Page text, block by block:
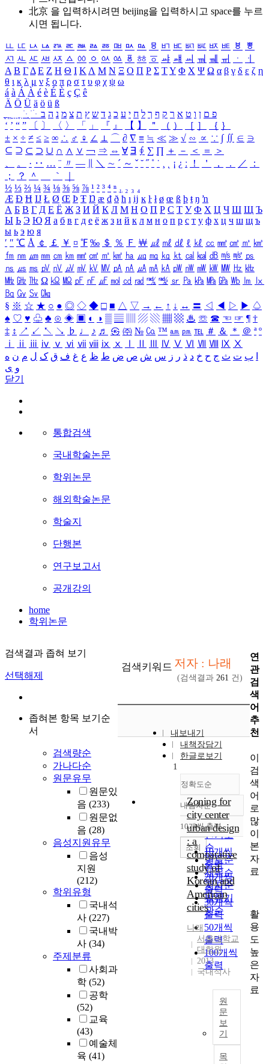
北京 을 입력하시려면 beijing을 입력하시고 space를 누르
시면 됩니다.
ㅥ ㅦ ㅧ ㅨ ㅩ ㅪ ㅫ ㅬ ㅭ ㅮ ㅯ ㅰ ㅱ ㅲ ㅳ ㅴ ㅵ ㅶ ㅷ ㅸ
ㅹ
ㅺ ㅻ ㅼ ㅽ ㅾ ㅿ ㆀ ㆁ ㆂ ㆃ ㆄ ㆅ ㆆ ㆇ ㆈ ㆉ ㆊ ㆋ ㆌ ㆍ
ㆎ
Α Β ΓΔ Ε Ζ Η Θ Ι ΚΛ Μ Ν Ξ Ο Π Ρ Σ ΤΥ Φ Χ Ψ Ω α β γ δ ε ζ η
θ ι κ λ μ ν ξ ο π ρ σ τ υ φ χ ψ ω
á à Á À é è É È ç Ç ê
Ä Ö Ü ä ö ü ß
ִֶֹ ֻּ ׁׂ פ ם ן ו ט א ר ק ף ך ל ח י ע כ ג ד ש ץ ת צ מ נ ה ב
‘ ’ “ ” 〔 〕 〈 〉 「 」 『 』 【 】 ＂ （ ） ［ ］ ｛ ｝
± × ÷ ≠ ≤ ≥ ∞ ∴ ♂ ♀ ∠ ⊥ ⌒ ∂ ∇ ≡ ≒ ≪ ≫ √ ∽ ∝ ∵ ∫ ∬ ∈ ∋
⊆ ⊇ ⊂ ⊃ ∪ ∩ ∧ ∨ ￢ ⇒ ⇔ ∀ ∃ ∮ ∑ ∏ ＋ － ＜ ＝
＞
、
。 · ‥ … ¨ 〃 ― ＼ ∼ ´ ～ ˇ ˘ ˝ ˚ ˙ ¸ ¡ ¿ ː ！ ＇ ， ． ／
：
；
？ ＾ ｀
½ ⅓ ⅔ ¼ ¾ ⅛ ⅜ ⅝ ⅞ ¹ ² ³ ⁴ ⁿ ₁ ₂ ₃ ₄
Æ Ð Ħ Ĳ Ł Ø Œ Þ Ŧ Ŋ æ đ ð ħ ı ĳ ĸ ŀ ł ø œ ß þ ŧ ŋ ŉ
А Б В Г Д Е Ё Ж З И Й К Л М Н О П Р С Т У Ф Х Ц Ч Ш Щ Ъ
Ы Ь Э Ю Я а б в г д е ё ж з и й к л м н о п р с т у ф х ц ч ш щ ъ
ы ь э ю я
′ ″ ℃ Å ￠ ￡ ￥ ¤ ℉ ‰ ＄ ％ Ｆ ￦ ㎕ ㎖ ㎗ ℓ ㎘ ㏄ ㎣ ㎤ ㎥ ㎦
㎙ ㎚ ㎛ ㎜ ㎝ ㎞ ㎟ ㎠ ㎡ ㎢ ㏊ ㎍ ㎎ ㎏ ㏏ ㎈ ㎉ ㏈ ㎧ ㎨ ㎰
㎱ ㎲ ㎳ ㎴ ㎵ ㎶ ㎷ ㎸ ㎹ ㎀ ㎁ ㎂ ㎃ ㎄ ㎺ ㎻ ㎽ ㎾ ㎿ ㎐ ㎑
㎒ ㎓ ㎔ Ω ㏀ ㏁ ㎊ ㎋ ㎌ ㏖ ㏅ ㎭ ㎮ ㎯ ㏛ ㎩ ㎪ ㎫ ㎬ ㏝ ㏐
㏓
㏃ ㏉ ㏜ ㏆
§ ※ ☆ ★ ○ ● ◎ ◇ ◆ □ ■ △ ▽ → ← ↑ ↓ ↔ 〓 ◁ ◀ ▷ ▶ ♤
♠ ♡ ♥ ♧ ♣ ⊙ ◈ ▣ ◐ ◑ ▒ ▤ ▨ ▧ ▦ ▩ ♨ ☏ ☎ ☜ ☞ ¶ †
‡ ↕ ↗ ↙ ↖ ↘ ♭ ♩ ♪ ♬ ㉿ ㈜ № ㏇ ™ ㏂ ㏘ ℡ ＃ ＆ ＊ ＠ ª º
ⅰ
ⅱ ⅲ ⅳ ⅴ ⅵ ⅶ ⅷ ⅸ ⅹ Ⅳ Ⅴ Ⅵ Ⅶ Ⅷ Ⅸ Ⅹ
ب ت ث ج ح خ د ذ ر ز س ش ص ض ط ظ ع غ ف ق ک ل م ن ه
و ی
닫기
통합검색
국내학술논문
학위논문
해외학술논문
학술지
단행본
연구보고서
공개강의
home
학위논문
검색결과 좁혀 보기
선택해제
좁혀본 항목 보기순
서
검색량순
가나다순
원문유무
원문있
음 (233)
원문없
음 (28)
음성지원유무
음성
지원
(212)
학위유형
국내석
사 (227)
국내박
사 (34)
주제분류
사회과
학 (52)
공학
(52)
교육
(43)
예술체
육 (41)
검색키워드 저자 : 나래
(검색결과 261 건)
내보내기
내책장담기
한글로보기
정확도순
정확도
순
인기도
순
연도순
제목순
저자순
발행기
관순
내림차순
내림차순
10개씩 출력
10개씩
출력
20개씩
출력
30개씩
출력
50개씩
출력
100개씩
출력
조회
1
Zoning for
city center
urban design
: a
comparative
study of
Korean and
American
cities
나래
서울대학교
대학원
2013
국내석사
원
문
보
기
목
연
관
검
색
어
추
천
이
검
색
어
로
많
이
본
자
료
활
용
도
높
은
자
료